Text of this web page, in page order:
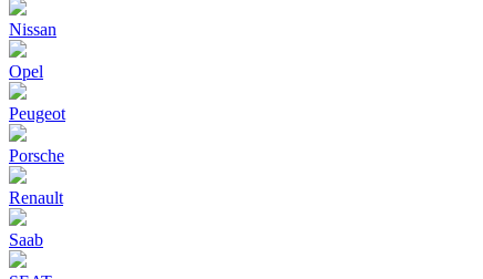
Nissan
Opel
Peugeot
Porsche
Renault
Saab